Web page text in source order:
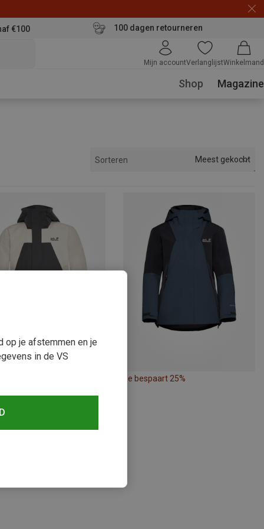
€100 100 dagen retourneren
Mijn accountVerlanglijstWinkelmand
Shop Magazine
Sorteren Meest gekocht
Je bespaart 25%
op je afstemmen en je
in de VS